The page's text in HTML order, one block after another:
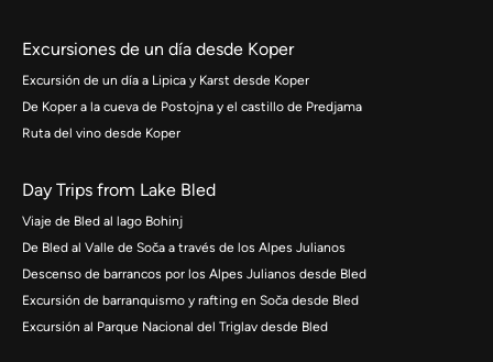
Excursiones de un día desde Koper
Excursión de un día a Lipica y Karst desde Koper
De Koper a la cueva de Postojna y el castillo de Predjama
Ruta del vino desde Koper
Day Trips from Lake Bled
Viaje de Bled al lago Bohinj
De Bled al Valle de Soča a través de los Alpes Julianos
Descenso de barrancos por los Alpes Julianos desde Bled
Excursión de barranquismo y rafting en Soča desde Bled
Excursión al Parque Nacional del Triglav desde Bled